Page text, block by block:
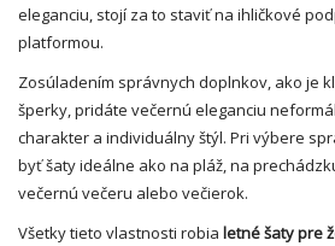
eleganciu, stojí za to staviť na ihličkové
platformou.
Zosúladením správnych doplnkov, ako je
šperky, pridáte večernú eleganciu
charakter a individuálny štýl. Pri výbere
byť šaty ideálne ako na pláž, na
večernú večeru alebo večierok.
Všetky tieto vlastnosti robia letné šaty pre